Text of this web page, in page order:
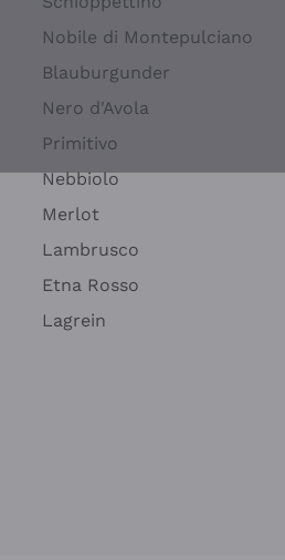
Nobile di Montepulciano
Blauburgunder
Nero d'Avola
Primitivo
Nebbiolo
Merlot
Lambrusco
Etna Rosso
Lagrein